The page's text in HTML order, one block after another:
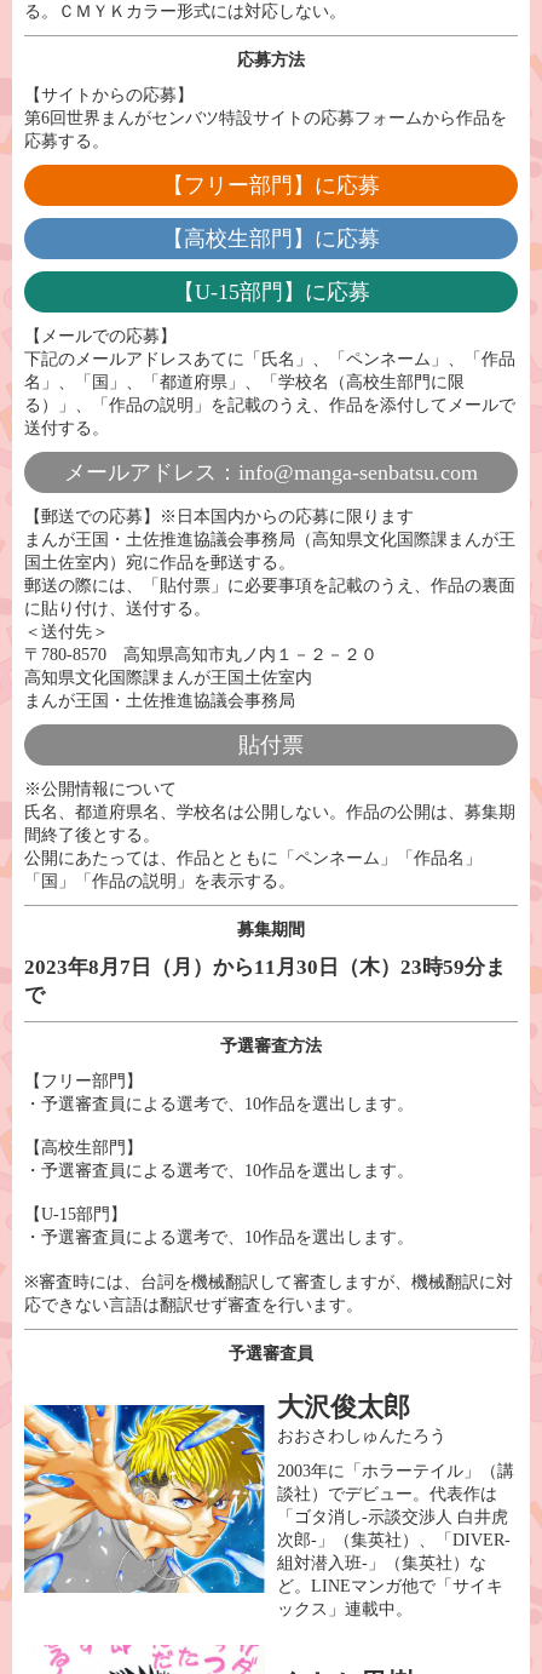
る。ＣＭＹＫカラー形式には対応しない。
応募方法
【サイトからの応募】
第6回世界まんがセンバツ特設サイトの応募フォームから作品を
応募する。
【フリー部門】に応募
【高校生部門】に応募
【U-15部門】に応募
【メールでの応募】
下記のメールアドレスあてに「氏名」、「ペンネーム」、「作品
名」、「国」、「都道府県」、「学校名（高校生部門に限
る）」、「作品の説明」を記載のうえ、作品を添付してメールで
送付する。
メールアドレス：info@manga-senbatsu.com
【郵送での応募】※日本国内からの応募に限ります
まんが王国・土佐推進協議会事務局（高知県文化国際課まんが王
国土佐室内）宛に作品を郵送する。
郵送の際には、「貼付票」に必要事項を記載のうえ、作品の裏面
に貼り付け、送付する。
＜送付先＞
〒780-8570 高知県高知市丸ノ内１－２－２０
高知県文化国際課まんが王国土佐室内
まんが王国・土佐推進協議会事務局
貼付票
※公開情報について
氏名、都道府県名、学校名は公開しない。作品の公開は、募集期
間終了後とする。
公開にあたっては、作品とともに「ペンネーム」「作品名」
「国」「作品の説明」を表示する。
募集期間
2023年8月7日（月）から11月30日（木）23時59分ま
で
予選審査方法
【フリー部門】
・予選審査員による選考で、10作品を選出します。
【高校生部門】
・予選審査員による選考で、10作品を選出します。
【U-15部門】
・予選審査員による選考で、10作品を選出します。
※審査時には、台詞を機械翻訳して審査しますが、機械翻訳に対
応できない言語は翻訳せず審査を行います。
予選審査員
⼤沢俊太郎
おおさわしゅんたろう
2003年に「ホラーテイル」（講
談社）でデビュー。代表作は
「ゴタ消し-⽰談交渉⼈ ⽩井⻁
次郎-」（集英社）、「DIVER-
組対潜⼊班-」（集英社）な
ど。LINEマンガ他で「サイキ
ックス」連載中。